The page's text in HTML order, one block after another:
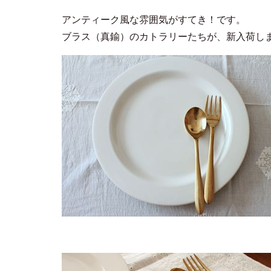
アンティーク風な雰囲気がすてき！です。
ブラス（真鍮）のカトラリーたちが、新入荷し